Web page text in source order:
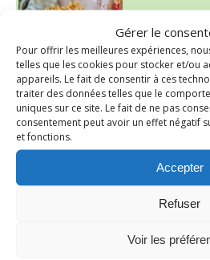
Gérer le
Pour offrir les meilleures expériences,
telles que les cookies pour stocker et/ou
appareils. Le fait de consentir à ces
traiter des données telles que le
uniques sur ce site. Le fait de ne pas
consentement peut avoir un effet négatif
et fonctions.
Accepter
Refuser
Voir les
~ FINANCIERS MYRTILLES ET CITRON ~
Aujourd'hu